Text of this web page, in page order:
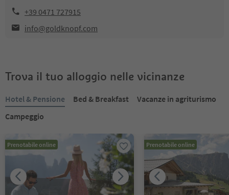
+39 0471 727915
info@goldknopf.com
Trova il tuo alloggio nelle vicinanze
Hotel & Pensione Bed & Breakfast
Vacanze in agriturismo
Campeggio
Prenotabile online Prenotabile online